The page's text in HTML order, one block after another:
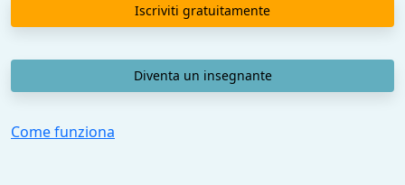
Iscriviti gratuitamente
Diventa un insegnante
Come funziona